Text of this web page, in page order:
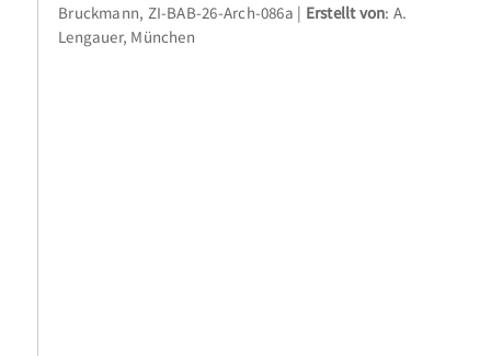
Bruckmann, ZI-BAB-26-Arch-086a
Erstellt von: A.
Lengauer, München